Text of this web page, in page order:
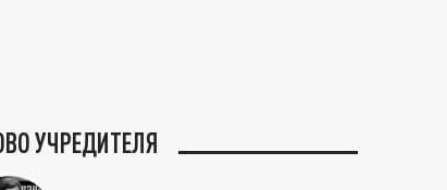
УЧРЕДИТЕЛЯ